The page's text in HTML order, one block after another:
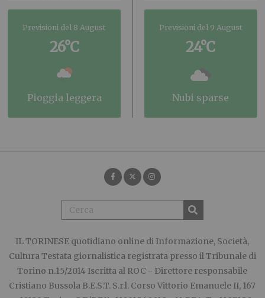
Previsioni del 8 August
26°C
pioggia leggera
Previsioni del 9 August
24°C
nubi sparse
IL TORINESE quotidiano online di Informazione, Società,
Cultura Testata giornalistica registrata presso il Tribunale di
Torino n.15/2014 Iscritta al ROC - Direttore responsabile
Cristiano Bussola B.E.S.T. S.r.l. Corso Vittorio Emanuele II, 167